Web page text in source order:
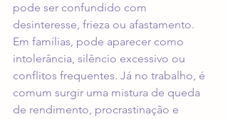
pode ser confundido com
desinteresse, frieza ou afastamento.
Em famílias, pode aparecer como
intolerância, silêncio excessivo ou
conflitos frequentes. Já no trabalho, é
comum surgir uma mistura de queda
de rendimento, procrastinação e